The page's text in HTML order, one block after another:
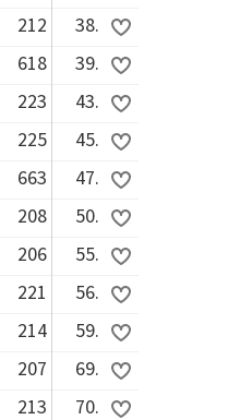
212
38.
618
39.
223
43.
225
45.
663
47.
208
50.
206
55.
221
56.
214
59.
207
69.
213
70.